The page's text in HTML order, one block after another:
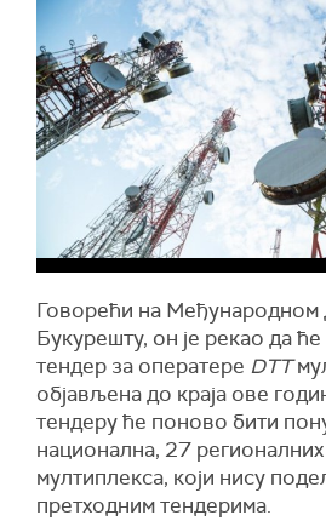
Говорећи на Међународном
Букурешту, он је рекао да
тендер за оператере DTT
објављена до краја ове
тендеру ће поново бити
национална, 27
мултиплекса, који нису
претходним тендерима.